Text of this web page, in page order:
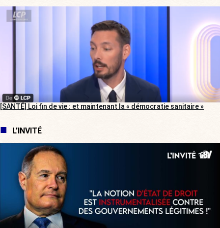
[SANTÉ] Loi fin de vie : et maintenant la « démocratie sanitaire »
L'INVITÉ